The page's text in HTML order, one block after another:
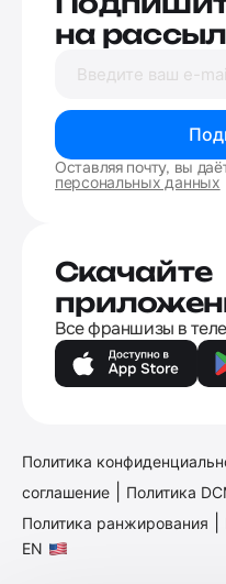
на
Оставляя почту, вы
персональных данных
Скачайте
Все франшизы в
Политика
соглашение
Политика
Политика ранжирования
EN